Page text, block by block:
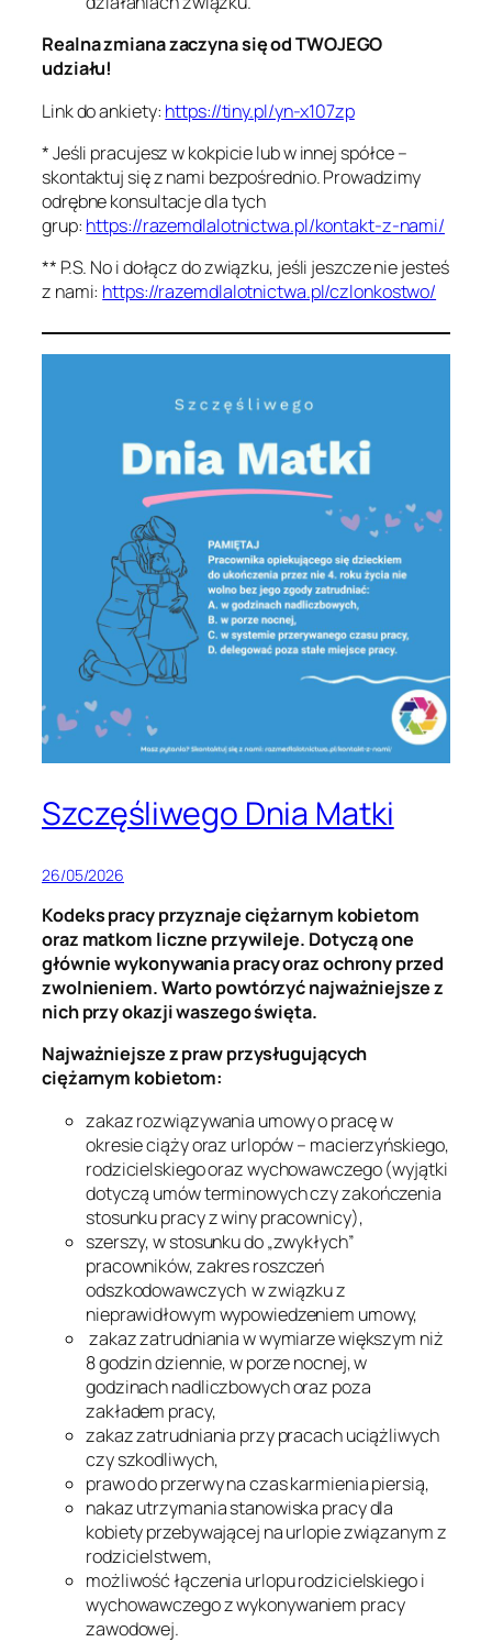
Realna zmiana zaczyna się od TWOJEGO
udziału!
Link do ankiety: https://tiny.pl/yn-x107zp
*Jeśli pracujesz w kokpicie lub w innej spółce –
skontaktuj się z nami bezpośrednio. Prowadzimy
odrębne konsultacje dla tych
grup: https://razemdlalotnictwa.pl/kontakt-z-nami/
** P.S. No i dołącz do związku, jeśli jeszcze nie jesteś
z nami: https://razemdlalotnictwa.pl/czlonkostwo/
Szczęśliwego Dnia Matki
26/05/2026
Kodeks pracy przyznaje ciężarnym kobietom
oraz matkom liczne przywileje. Dotyczą one
głównie wykonywania pracy oraz ochrony przed
zwolnieniem. Warto powtórzyć najważniejsze z
nich przy okazji waszego święta.
Najważniejsze z praw przysługujących
ciężarnym kobietom:
zakaz rozwiązywania umowy o pracę w
okresie ciąży oraz urlopów – macierzyńskiego,
rodzicielskiego oraz wychowawczego (wyjątki
dotyczą umów terminowych czy zakończenia
stosunku pracy z winy pracownicy),
szerszy, w stosunku do „zwykłych”
pracowników, zakres roszczeń
odszkodowawczych w związku z
nieprawidłowym wypowiedzeniem umowy,
zakaz zatrudniania w wymiarze większym niż
8 godzin dziennie, w porze nocnej, w
godzinach nadliczbowych oraz poza
zakładem pracy,
zakaz zatrudniania przy pracach uciążliwych
czy szkodliwych,
prawo do przerwy na czas karmienia piersią,
nakaz utrzymania stanowiska pracy dla
kobiety przebywającej na urlopie związanym z
rodzicielstwem,
możliwość łączenia urlopu rodzicielskiego i
wychowawczego z wykonywaniem pracy
zawodowej.